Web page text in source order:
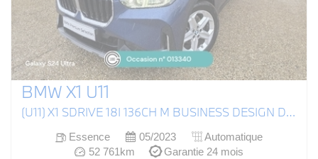
BMW X1 U11
(U11) X1 SDRIVE 18I 136CH M BUSINESS DESIGN DKG7
Essence 05/2023
Automatique
52 761km
Garantie 24 mois